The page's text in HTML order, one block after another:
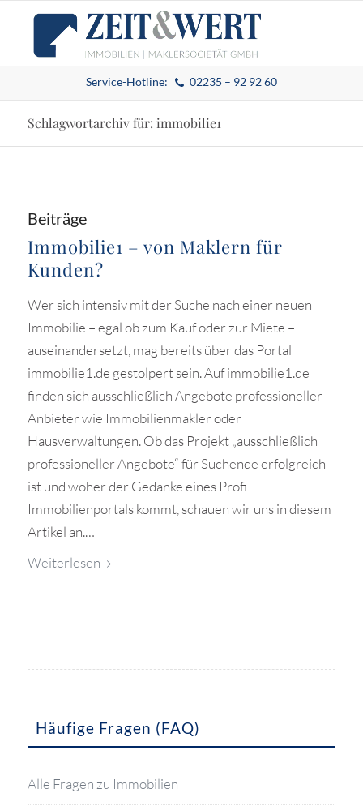
Service-Hotline: 02235 – 92 92 60
Schlagwortarchiv für: immobilie1
Beiträge
Immobilie1 – von Maklern für
Kunden?
Wer sich intensiv mit der Suche nach einer neuen
Immobilie – egal ob zum Kauf oder zur Miete –
auseinandersetzt, mag bereits über das Portal
immobilie1.de gestolpert sein. Auf immobilie1.de
finden sich ausschließlich Angebote professioneller
Anbieter wie Immobilienmakler oder
Hausverwaltungen. Ob das Projekt „ausschließlich
professioneller Angebote“ für Suchende erfolgreich
ist und woher der Gedanke eines Profi-
Immobilienportals kommt, schauen wir uns in diesem
Artikel an.…
Weiterlesen
Häufige Fragen (FAQ)
Alle Fragen zu Immobilien